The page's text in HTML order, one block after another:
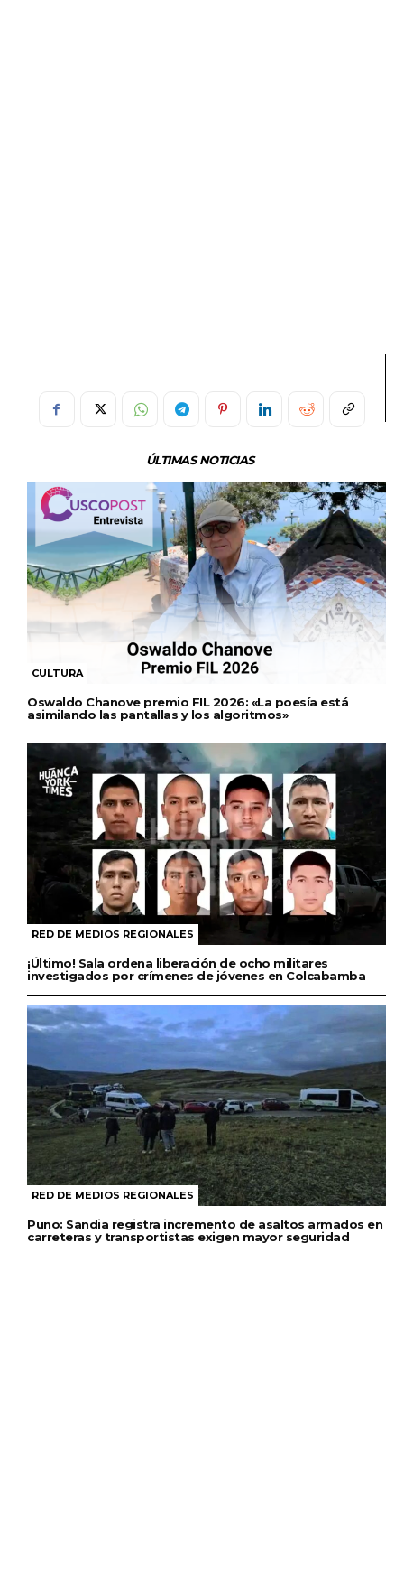
ÚLTIMAS NOTICIAS
CULTURA
Oswaldo Chanove premio FIL 2026: «La poesía está
asimilando las pantallas y los algoritmos»
RED DE MEDIOS REGIONALES
¡Último! Sala ordena liberación de ocho militares
investigados por crímenes de jóvenes en Colcabamba
RED DE MEDIOS REGIONALES
Puno: Sandia registra incremento de asaltos armados en
carreteras y transportistas exigen mayor seguridad